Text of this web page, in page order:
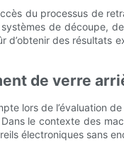
du processus de
de découpe,
des résultats
de verre
lors de l’évaluation
le contexte des
électroniques sans